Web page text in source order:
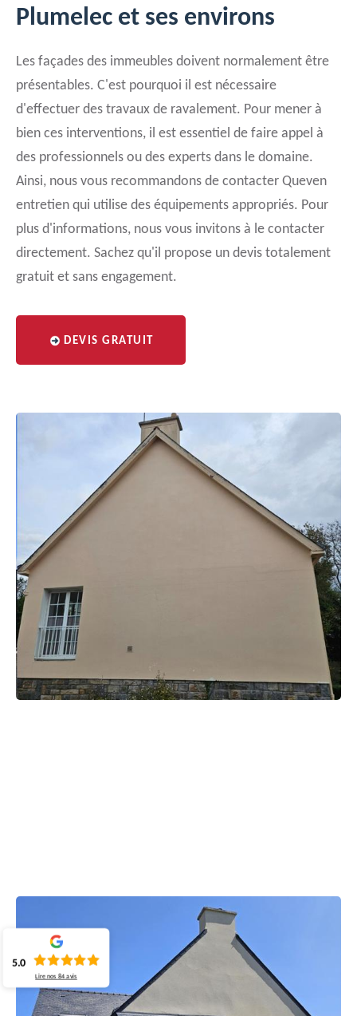
Plumelec et ses environs
Les façades des immeubles doivent normalement être
présentables. C'est pourquoi il est nécessaire
d'effectuer des travaux de ravalement. Pour mener à
bien ces interventions, il est essentiel de faire appel à
des professionnels ou des experts dans le domaine.
Ainsi, nous vous recommandons de contacter Queven
entretien qui utilise des équipements appropriés. Pour
plus d'informations, nous vous invitons à le contacter
directement. Sachez qu'il propose un devis totalement
gratuit et sans engagement.
DEVIS GRATUIT
5.0
Lire nos84 avis